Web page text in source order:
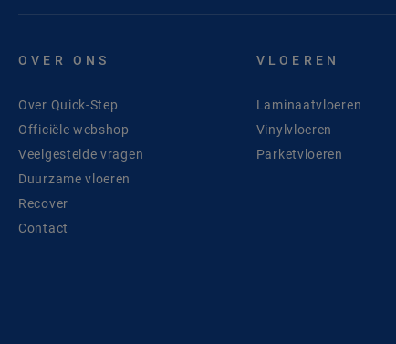
OVER ONS
Over Quick-Step
Officiële webshop
Veelgestelde vragen
Duurzame vloeren
Recover
Contact
VLOEREN
Laminaatvloeren
Vinylvloeren
Parketvloeren